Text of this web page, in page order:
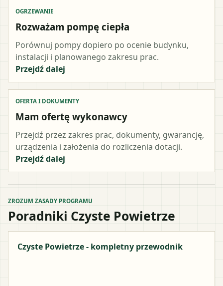
OGRZEWANIE
Rozważam pompę ciepła
Porównuj pompy dopiero po ocenie budynku,
instalacji i planowanego zakresu prac.
Przejdź dalej
OFERTA I DOKUMENTY
Mam ofertę wykonawcy
Przejdź przez zakres prac, dokumenty, gwarancję,
urządzenia i założenia do rozliczenia dotacji.
Przejdź dalej
ZROZUM ZASADY PROGRAMU
Poradniki Czyste Powietrze
Czyste Powietrze - kompletny przewodnik